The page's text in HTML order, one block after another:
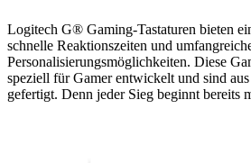
Logitech G® Gaming-Tastaturen bieten
schnelle Reaktionszeiten und
Personalisierungsmöglichkeiten. Diese
speziell für Gamer entwickelt und sind
gefertigt. Denn jeder Sieg beginnt bereits